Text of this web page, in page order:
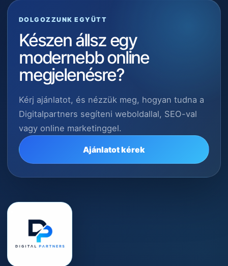
DOLGOZZUNK EGYÜTT
Készen állsz egy
modernebb online
megjelenésre?
Kérj ajánlatot, és nézzük meg, hogyan tudna a
Digitalpartners segíteni weboldallal, SEO-val
vagy online marketinggel.
Ajánlatot kérek